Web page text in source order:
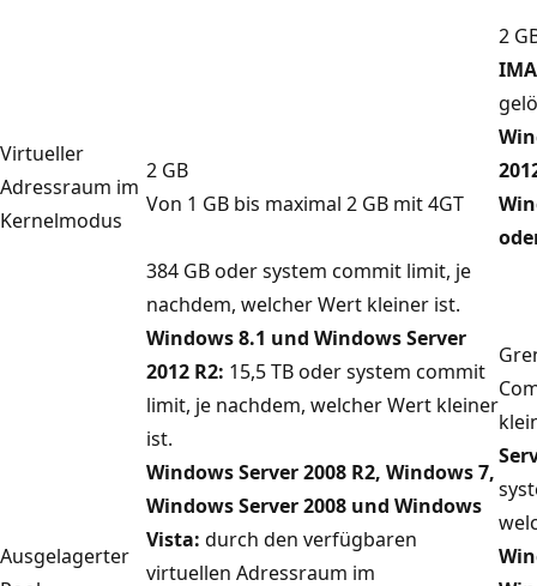
2
Virtueller
Adressraum im
Kernelmodus
2 GB
Von 1 GB bis maximal 2 GB mit 4GT
Ausgelagerter
384 GB oder system commit limit, je
nachdem, welcher Wert kleiner ist.
Windows 8.1 und Windows Server
2012 R2: 15,5 TB oder system commit
limit, je nachdem, welcher Wert kleiner
ist.
Windows Server 2008 R2, Windows 7,
Windows Server 2008 und Windows
Vista: durch den verfügbaren
virtuellen Adressraum im